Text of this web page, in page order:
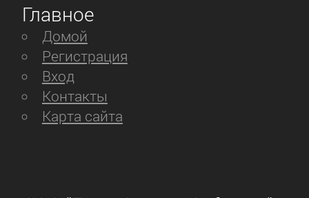
Главное
Домой
Регистрация
Вход
Контакты
Карта сайта